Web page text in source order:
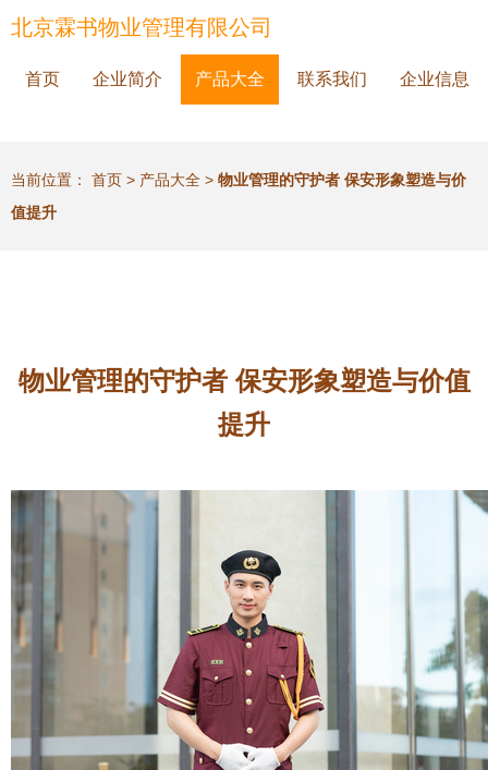
北京霖书物业管理有限公司
首页 企业简介 产品大全 联系我们 企业信息
当前位置： 首页 > 产品大全 > 物业管理的守护者 保安形象塑造与价
值提升
物业管理的守护者 保安形象塑造与价值
提升